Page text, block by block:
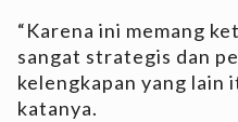
“Karena ini memang
sangat strategis dan
kelengkapan yang lain
katanya.